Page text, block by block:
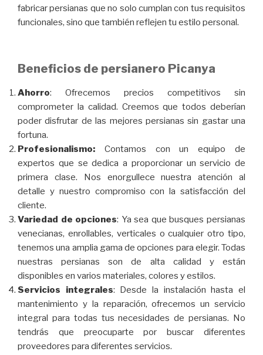
fabricar persianas que no solo cumplan con tus requisitos
funcionales, sino que también reflejen tu estilo personal.
Beneficios de persianero Picanya
Ahorro: Ofrecemos precios competitivos sin
comprometer la calidad. Creemos que todos deberían
poder disfrutar de las mejores persianas sin gastar una
fortuna.
Profesionalismo: Contamos con un equipo de
expertos que se dedica a proporcionar un servicio de
primera clase. Nos enorgullece nuestra atención al
detalle y nuestro compromiso con la satisfacción del
cliente.
Variedad de opciones: Ya sea que busques persianas
venecianas, enrollables, verticales o cualquier otro tipo,
tenemos una amplia gama de opciones para elegir. Todas
nuestras persianas son de alta calidad y están
disponibles en varios materiales, colores y estilos.
Servicios integrales: Desde la instalación hasta el
mantenimiento y la reparación, ofrecemos un servicio
integral para todas tus necesidades de persianas. No
tendrás que preocuparte por buscar diferentes
proveedores para diferentes servicios.